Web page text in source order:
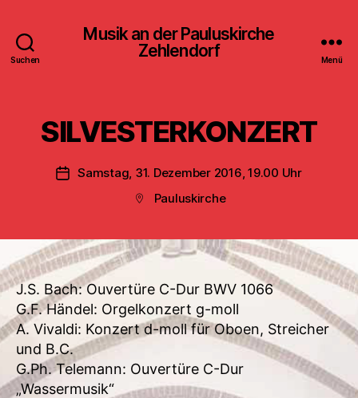
Suchen
Musik an der Pauluskirche
Zehlendorf
Menü
SILVESTERKONZERT
Veröffentlichungsdatum
Samstag, 31. Dezember 2016, 19.00 Uhr
Beitragsort
Pauluskirche
J.S. Bach: Ouvertüre C-Dur BWV 1066
G.F. Händel: Orgelkonzert g-moll
A. Vivaldi: Konzert d-moll für Oboen, Streicher
und B.C.
G.Ph. Telemann: Ouvertüre C-Dur
„Wassermusik“